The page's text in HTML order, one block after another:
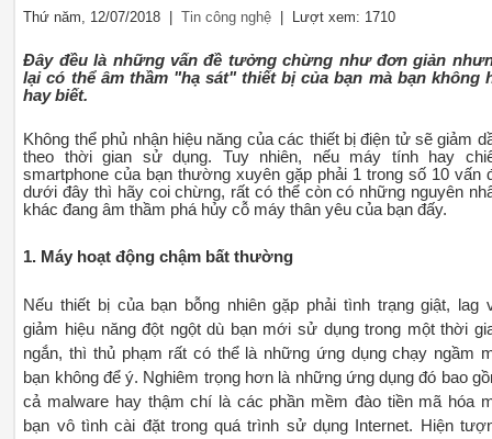
Thứ năm, 12/07/2018 |Tin công nghệ | Lượt xem: 1710
Đây đều là những vấn đề tưởng chừng như đơn giản
lại có thể âm thầm "hạ sát" thiết bị của bạn mà bạn không
hay biết.
Không thể phủ nhận hiệu năng của các thiết bị điện tử sẽ giảm
theo thời gian sử dụng. Tuy nhiên, nếu máy tính hay
smartphone của bạn thường xuyên gặp phải 1 trong số 10 vấn
dưới đây thì hãy coi chừng, rất có thể còn có những nguyên
khác đang âm thầm phá hủy cỗ máy thân yêu của bạn đấy.
1. Máy hoạt động chậm bất thường
Nếu thiết bị của bạn bỗng nhiên gặp phải tình trạng giật, lag
giảm hiệu năng đột ngột dù bạn mới sử dụng trong một thời
ngắn, thì thủ phạm rất có thể là những ứng dụng chạy ngầm
bạn không để ý. Nghiêm trọng hơn là những ứng dụng đó bao
cả malware hay thậm chí là các phần mềm đào tiền mã hóa
bạn vô tình cài đặt trong quá trình sử dụng Internet. Hiện